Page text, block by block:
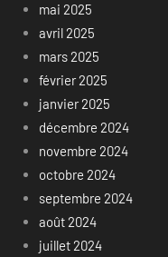
mai 2025
avril 2025
mars 2025
février 2025
janvier 2025
décembre 2024
novembre 2024
octobre 2024
septembre 2024
août 2024
juillet 2024